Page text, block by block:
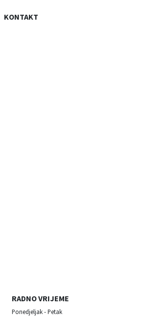
KONTAKT
RADNO VRIJEME
Ponedjeljak - Petak